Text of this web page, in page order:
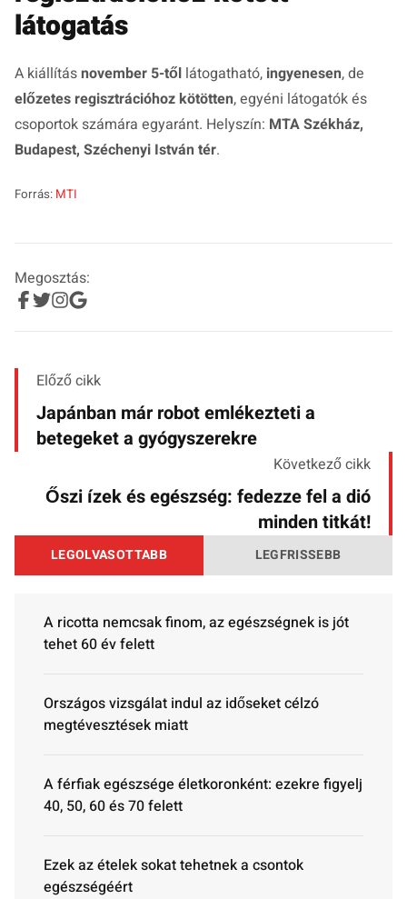
látogatás
A kiállításnovember 5-től látogatható, ingyenesen, de
előzetes regisztrációhoz kötötten, egyéni látogatók és
csoportok számára egyaránt. Helyszín: MTA Székház,
Budapest, Széchenyi István tér.
Forrás: MTI
Megosztás:
Előző cikk
Japánban már robot emlékezteti a
betegeket a gyógyszerekre
Következő cikk
Őszi ízek és egészség: fedezze fel a dió
minden titkát!
LEGOLVASOTTABB LEGFRISSEBB
A ricotta nemcsak finom, az egészségnek is jót
tehet 60 év felett
Országos vizsgálat indul az időseket célzó
megtévesztések miatt
A férfiak egészsége életkoronként: ezekre figyelj
40, 50, 60 és 70 felett
Ezek az ételek sokat tehetnek a csontok
egészségéért